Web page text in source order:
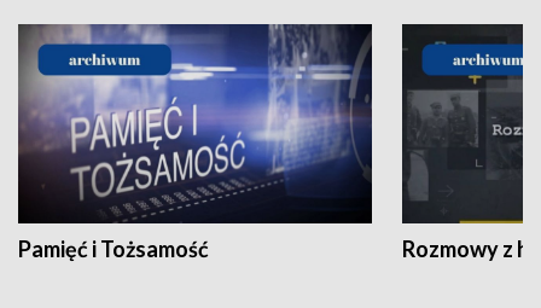
Pamięć i Tożsamość Rozmowy z